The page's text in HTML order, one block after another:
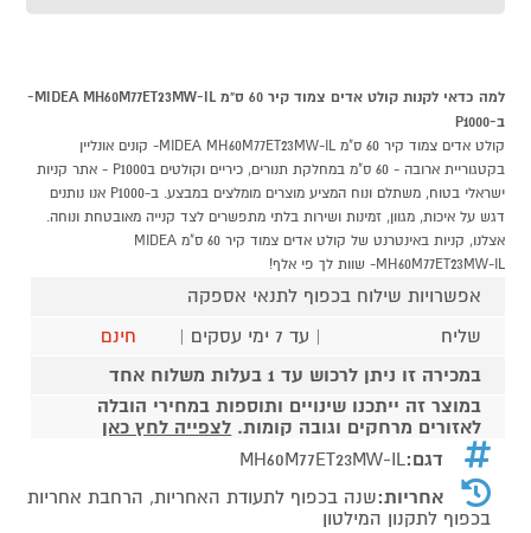
למה כדאי לקנות קולט אדים צמוד קיר 60 ס"מ MIDEA MH60M77ET23MW-IL-
ב-P1000
קולט אדים צמוד קיר 60 ס"מ MIDEA MH60M77ET23MW-IL- קונים אונליין
בקטגוריית ארובה - 60 ס"מ במחלקת תנורים, כיריים וקולטים בP1000 - אתר קניות
ישראלי בטוח, משתלם ונוח המציע מוצרים מומלצים במבצע. ב-P1000 אנו נותנים
דגש על איכות, מגוון, זמינות ושירות בלתי מתפשרים לצד קנייה מאובטחת ונוחה.
אצלנו, קניות באינטרנט של קולט אדים צמוד קיר 60 ס"מ MIDEA
MH60M77ET23MW-IL- שוות לך פי אלף!
אפשרויות שילוח בכפוף לתנאי אספקה
שליח
| עד 7 ימי עסקים |
חינם
במכירה זו ניתן לרכוש עד 1 בעלות משלוח אחד
במוצר זה ייתכנו שינויים ותוספות במחירי הובלה
לאזורים מרחקים וגובה קומות. לצפייה לחץ כאן
דגם:MH60M77ET23MW-IL
אחריות:שנה בכפוף לתעודת האחריות, הרחבת אחריות
בכפוף לתקנון המילטון